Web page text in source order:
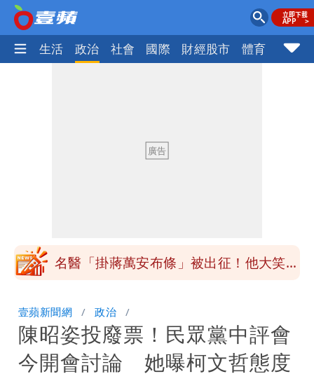
尚 生活 政治 社會 國際 財經股市 體育 壹蘋
楊千霈一打二帶女兒出國 崩潰哭得極狼
「海豚跳」
名醫「掛蔣萬安布條」被出征！他大笑：
笑：真的很會
白海豚大亂！航空66架次取消、船班39
航次停航
姜厚任不信嫩女友「辣手摧花」 創演藝
壹蘋新聞網 政治
陳昭姿投廢票！民眾黨中評會
今開會討論 她曝柯文哲態度